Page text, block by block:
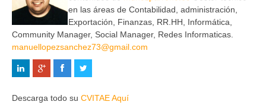
en las áreas de Contabilidad, administración,
Exportación, Finanzas, RR.HH, Informática,
Community Manager, Social Manager, Redes Informaticas.
manuellopezsanchez73@gmail.com
Descarga todo su CVITAE Aquí